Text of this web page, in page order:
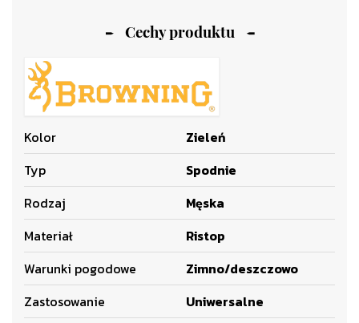
Cechy produktu
Kolor
Zieleń
Typ
Spodnie
Rodzaj
Męska
Materiał
Ristop
Warunki pogodowe
Zimno/deszczowo
Zastosowanie
Uniwersalne